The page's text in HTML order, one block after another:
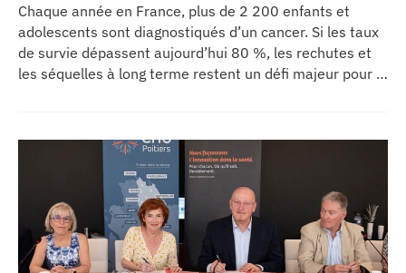
Chaque année en France, plus de 2 200 enfants et
adolescents sont diagnostiqués d’un cancer. Si les taux
de survie dépassent aujourd’hui 80 %, les rechutes et
les séquelles à long terme restent un défi majeur pour la
l’Oncopole Claudius Regaud et de leurs partenaires,
lancent CIRCLE, un centre de recherche d’excellence
dédié aux cancers pédiatriques.